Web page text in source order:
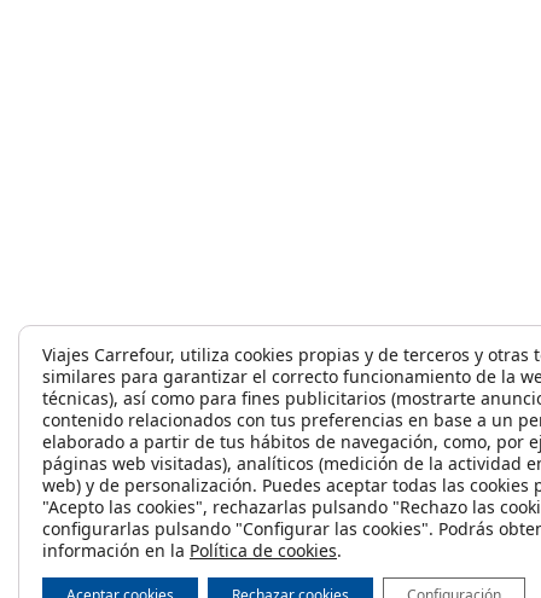
Viajes Carrefour, utiliza cookies propias y de terceros y otras
similares para garantizar el correcto funcionamiento de la
técnicas), así como para fines publicitarios (mostrarte
contenido relacionados con tus preferencias en base a un
elaborado a partir de tus hábitos de navegación, como, por
páginas web visitadas), analíticos (medición de la actividad
web) y de personalización. Puedes aceptar todas las cookies
"Acepto las cookies", rechazarlas pulsando "Rechazo las
configurarlas pulsando "Configurar las cookies". Podrás
información en la Política de cookies.